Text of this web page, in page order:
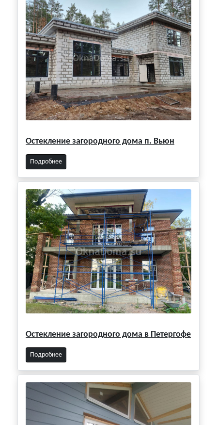
Остекление загородного дома п. Вьюн
Подробнее
Остекление загородного дома в Петергофе
Подробнее